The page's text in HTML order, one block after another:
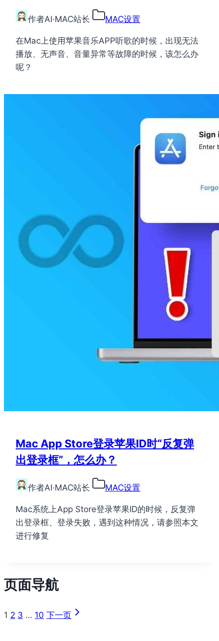
作者AI·MAC站长 MAC设置
在Mac上使用苹果音乐APP听歌的时候，出现无法
播放、无声音、音量异常等故障的时候，该怎么办
呢？
Mac App Store登录苹果ID时“反复弹
出登录框”，怎么办？
作者AI·MAC站长 MAC设置
Mac系统上App Store登录苹果ID的时候，反复弹
出登录框、登录失败，遇到这种情况，请参照本文
进行修复
页面导航
1 2 3 … 10 下一页